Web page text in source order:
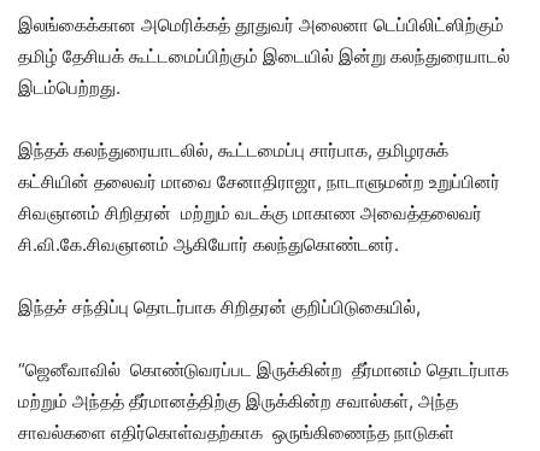
இலங்கைக்கான அமெரிக்கத் தூதுவர் அலைனா டெப்பிலிட்ஸிற்கும்
தமிழ் தேசியக் கூட்டமைப்பிற்கும் இடையில் இன்று கலந்துரையாடல்
இடம்பெற்றது.
இந்தக் கலந்துரையாடலில், கூட்டமைப்பு சார்பாக, தமிழரசுக்
கட்சியின் தலைவர் மாவை சேனாதிராஜா, நாடாளுமன்ற உறுப்பினர்
சிவஞானம் சிறிதரன் மற்றும் வடக்கு மாகாண அவைத்தலைவர்
சி.வி.கே.சிவஞானம் ஆகியோர் கலந்துகொண்டனர்.
இந்தச் சந்திப்பு தொடர்பாக சிறிதரன் குறிப்பிடுகையில்,
“ஜெனீவாவில் கொண்டுவரப்பட இருக்கின்ற தீர்மானம் தொடர்பாக
மற்றும் அந்தத் தீர்மானத்திற்கு இருக்கின்ற சவால்கள், அந்த
சாவல்களை எதிர்கொள்வதற்காக ஒருங்கிணைந்த நாடுகள்